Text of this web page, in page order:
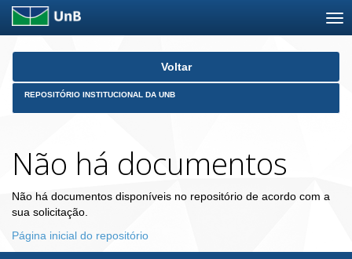
Skip
Voltar
REPOSITÓRIO INSTITUCIONAL DA UNB
Não há documentos
Não há documentos disponíveis no repositório de acordo com a
sua solicitação.
Página inicial do repositório